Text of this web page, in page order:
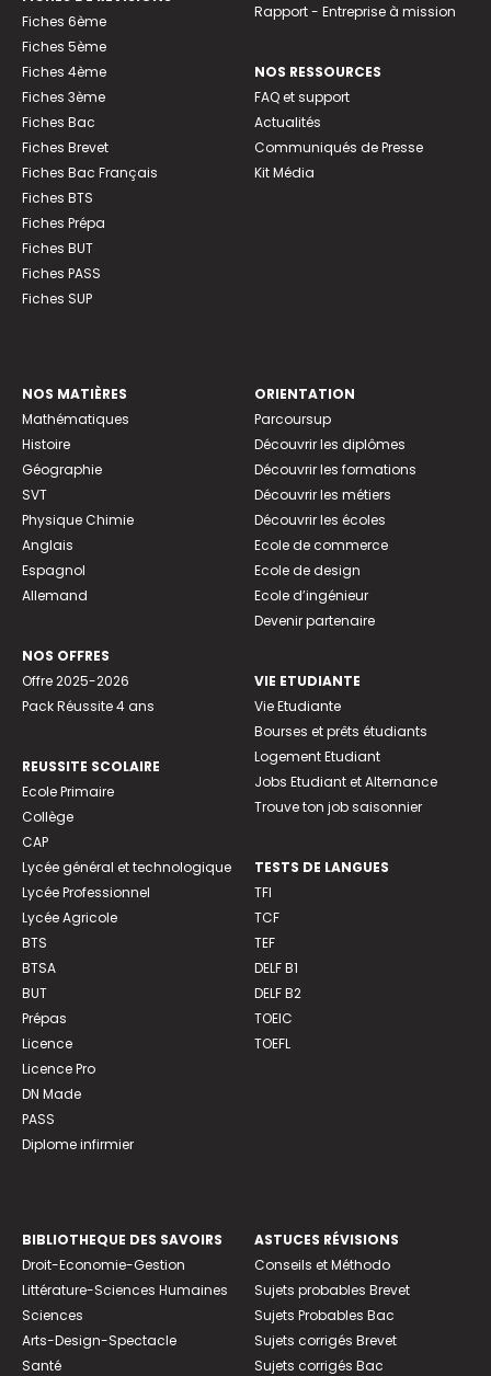
Fiches 6ème
Fiches 5ème
Fiches 4ème
Fiches 3ème
Fiches Bac
Fiches Brevet
Fiches Bac Français
Fiches BTS
Fiches Prépa
Fiches BUT
Fiches PASS
Fiches SUP
Rapport - Entreprise à mission
NOS RESSOURCES
FAQ et support
Actualités
Communiqués de Presse
Kit Média
NOS MATIÈRES
Mathématiques
Histoire
Géographie
SVT
Physique Chimie
Anglais
Espagnol
Allemand
NOS OFFRES
Offre 2025-2026
Pack Réussite 4 ans
REUSSITE SCOLAIRE
Ecole Primaire
Collège
CAP
Lycée général et technologique
Lycée Professionnel
Lycée Agricole
BTS
BTSA
BUT
Prépas
Licence
Licence Pro
DN Made
PASS
Diplome infirmier
ORIENTATION
Parcoursup
Découvrir les diplômes
Découvrir les formations
Découvrir les métiers
Découvrir les écoles
Ecole de commerce
Ecole de design
Ecole d’ingénieur
Devenir partenaire
VIE ETUDIANTE
Vie Etudiante
Bourses et prêts étudiants
Logement Etudiant
Jobs Etudiant et Alternance
Trouve ton job saisonnier
TESTS DE LANGUES
TFI
TCF
TEF
DELF B1
DELF B2
TOEIC
TOEFL
BIBLIOTHEQUE DES SAVOIRS
Droit-Economie-Gestion
Littérature-Sciences Humaines
Sciences
Arts-Design-Spectacle
Santé
ASTUCES RÉVISIONS
Conseils et Méthodo
Sujets probables Brevet
Sujets Probables Bac
Sujets corrigés Brevet
Sujets corrigés Bac